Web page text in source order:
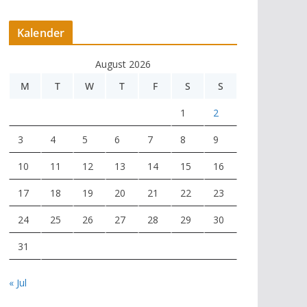
Kalender
August 2026
M
T W T F S S
1 2
3 4 5 6 7 8 9
10 11 12 13 14 15 16
17 18 19 20 21 22 23
24 25 26 27 28 29 30
31
« Jul